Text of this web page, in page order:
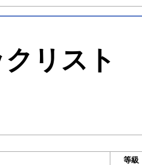
リスト
等級